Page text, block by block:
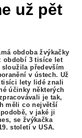
už pět
obdoba žvýkačky
období 3 tisíce let
především
v ústech. Už
lety lidé znali
účinky některých
je tak,
měli co největší
v jaké ji
se žvýkačka
století v USA.